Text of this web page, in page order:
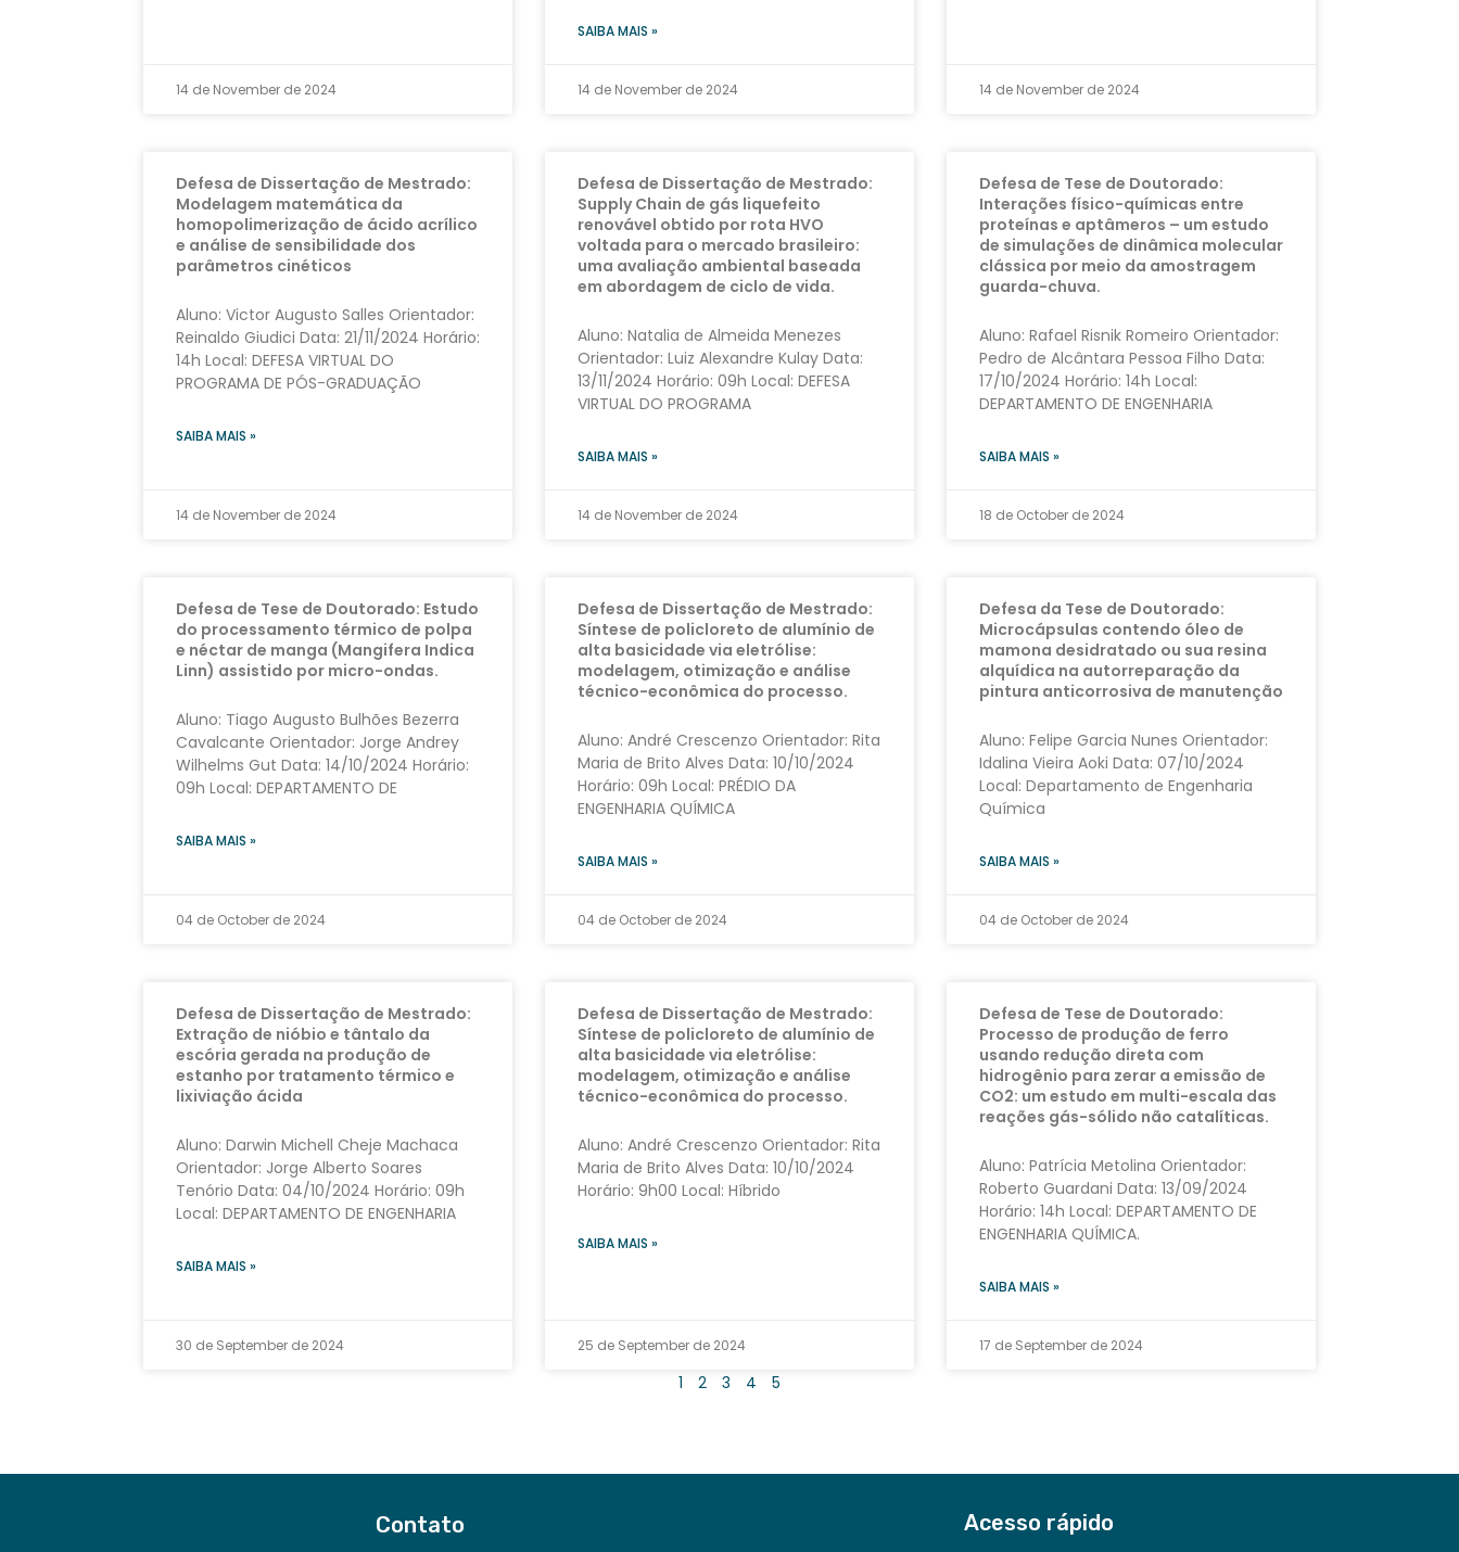
14 de November de 2024
SAIBA MAIS »
14 de November de 2024 14 de November de 2024
Defesa de Dissertação de Mestrado:
Modelagem matemática da
homopolimerização de ácido acrílico
e análise de sensibilidade dos
parâmetros cinéticos
Aluno: Victor Augusto Salles Orientador:
Reinaldo Giudici Data: 21/11/2024 Horário:
14h Local: DEFESA VIRTUAL DO
PROGRAMA DE PÓS-GRADUAÇÃO
SAIBA MAIS »
14 de November de 2024
Defesa de Dissertação de Mestrado:
Supply Chain de gás liquefeito
renovável obtido por rota HVO
voltada para o mercado brasileiro:
uma avaliação ambiental baseada
em abordagem de ciclo de vida.
Aluno: Natalia de Almeida Menezes
Orientador: Luiz Alexandre Kulay Data:
13/11/2024 Horário: 09h Local: DEFESA
VIRTUAL DO PROGRAMA
SAIBA MAIS »
14 de November de 2024
Defesa de Tese de Doutorado:
Interações físico-químicas entre
proteínas e aptâmeros – um estudo
de simulações de dinâmica molecular
clássica por meio da amostragem
guarda-chuva.
Aluno: Rafael Risnik Romeiro Orientador:
Pedro de Alcântara Pessoa Filho Data:
17/10/2024 Horário: 14h Local:
DEPARTAMENTO DE ENGENHARIA
SAIBA MAIS »
18 de October de 2024
Defesa de Tese de Doutorado: Estudo
do processamento térmico de polpa
e néctar de manga (Mangifera Indica
Linn) assistido por micro-ondas.
Aluno: Tiago Augusto Bulhões Bezerra
Cavalcante Orientador: Jorge Andrey
Wilhelms Gut Data: 14/10/2024 Horário:
09h Local: DEPARTAMENTO DE
SAIBA MAIS »
04 de October de 2024
Defesa de Dissertação de Mestrado:
Síntese de policloreto de alumínio de
alta basicidade via eletrólise:
modelagem, otimização e análise
técnico-econômica do processo.
Aluno: André Crescenzo Orientador: Rita
Maria de Brito Alves Data: 10/10/2024
Horário: 09h Local: PRÉDIO DA
ENGENHARIA QUÍMICA
SAIBA MAIS »
04 de October de 2024
Defesa da Tese de Doutorado:
Microcápsulas contendo óleo de
mamona desidratado ou sua resina
alquídica na autorreparação da
pintura anticorrosiva de manutenção
Aluno: Felipe Garcia Nunes Orientador:
Idalina Vieira Aoki Data: 07/10/2024
Local: Departamento de Engenharia
Química
SAIBA MAIS »
04 de October de 2024
Defesa de Dissertação de Mestrado:
Extração de nióbio e tântalo da
escória gerada na produção de
estanho por tratamento térmico e
lixiviação ácida
Aluno: Darwin Michell Cheje Machaca
Orientador: Jorge Alberto Soares
Tenório Data: 04/10/2024 Horário: 09h
Local: DEPARTAMENTO DE ENGENHARIA
SAIBA MAIS »
30 de September de 2024
Defesa de Dissertação de Mestrado:
Síntese de policloreto de alumínio de
alta basicidade via eletrólise:
modelagem, otimização e análise
técnico-econômica do processo.
Aluno: André Crescenzo Orientador: Rita
Maria de Brito Alves Data: 10/10/2024
Horário: 9h00 Local: Híbrido
SAIBA MAIS »
25 de September de 2024
Defesa de Tese de Doutorado:
Processo de produção de ferro
usando redução direta com
hidrogênio para zerar a emissão de
CO2: um estudo em multi-escala das
reações gás-sólido não catalíticas.
Aluno: Patrícia Metolina Orientador:
Roberto Guardani Data: 13/09/2024
Horário: 14h Local: DEPARTAMENTO DE
ENGENHARIA QUÍMICA.
SAIBA MAIS »
17 de September de 2024
1 2 3 4 5
Contato Acesso rápido